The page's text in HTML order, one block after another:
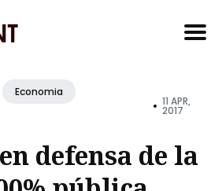
Economia
• 11 APR,
2017
defensa de la